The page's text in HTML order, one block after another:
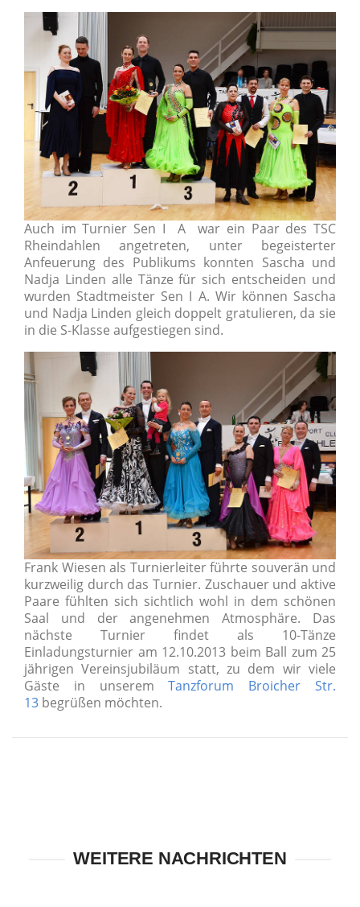
Auch im Turnier Sen I A war ein Paar des TSC
Rheindahlen angetreten, unter begeisterter
Anfeuerung des Publikums konnten Sascha und
Nadja Linden alle Tänze für sich entscheiden und
wurden Stadtmeister Sen I A. Wir können Sascha
und Nadja Linden gleich doppelt gratulieren, da sie
in die S-Klasse aufgestiegen sind.
Frank Wiesen als Turnierleiter führte souverän und
kurzweilig durch das Turnier. Zuschauer und aktive
Paare fühlten sich sichtlich wohl in dem schönen
Saal und der angenehmen Atmosphäre. Das
nächste Turnier findet als 10-Tänze
Einladungsturnier am 12.10.2013 beim Ball zum 25
jährigen Vereinsjubiläum statt, zu dem wir viele
Gäste in unseremTanzforum Broicher Str.
13 begrüßen möchten.
WEITERE NACHRICHTEN